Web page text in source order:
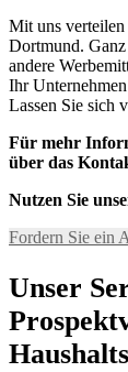
Mit uns
Dortmund.
andere
Ihr
Lassen Sie sich
Für mehr
über das
Nutzen Sie
Fordern Sie ein
Unser